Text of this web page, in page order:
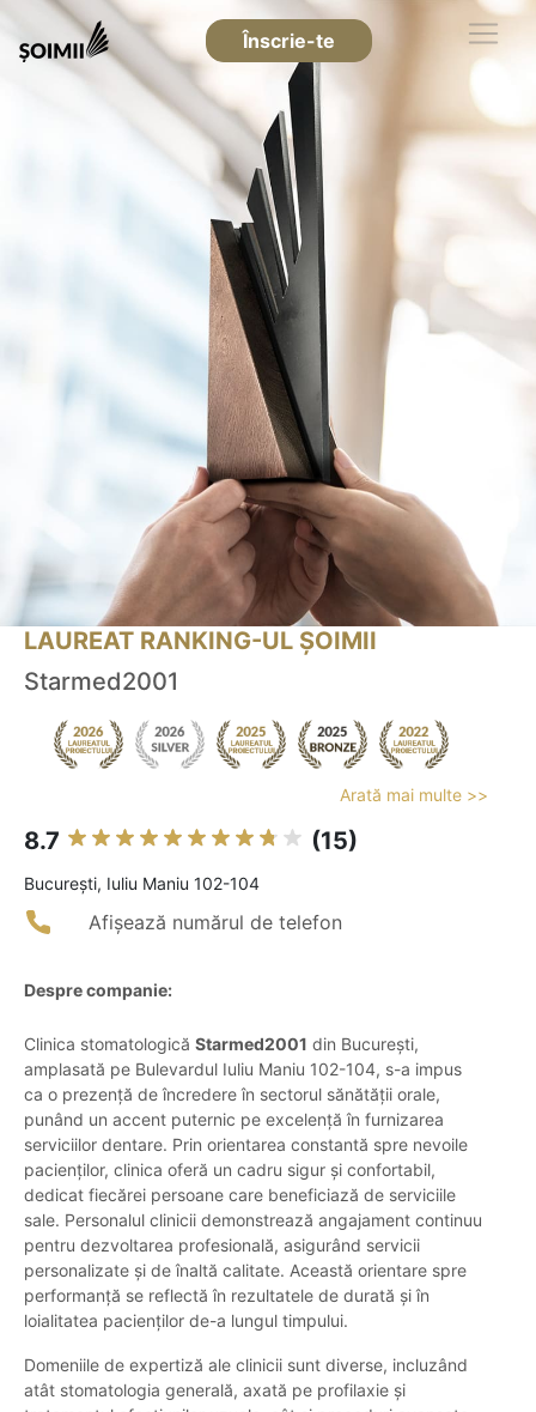
Înscrie-te
LAUREAT RANKING-UL ȘOIMII
Starmed2001
Arată mai multe >>
8.7 (15)
Bucureşti, Iuliu Maniu 102-104
Afișează numărul de telefon
Despre companie:
Clinica stomatologică Starmed2001 din București,
amplasată pe Bulevardul Iuliu Maniu 102-104, s-a impus
ca o prezență de încredere în sectorul sănătății orale,
punând un accent puternic pe excelență în furnizarea
serviciilor dentare. Prin orientarea constantă spre nevoile
pacienților, clinica oferă un cadru sigur și confortabil,
dedicat fiecărei persoane care beneficiază de serviciile
sale. Personalul clinicii demonstrează angajament continuu
pentru dezvoltarea profesională, asigurând servicii
personalizate și de înaltă calitate. Această orientare spre
performanță se reflectă în rezultatele de durată și în
loialitatea pacienților de-a lungul timpului.
Domeniile de expertiză ale clinicii sunt diverse, incluzând
atât stomatologia generală, axată pe profilaxie și